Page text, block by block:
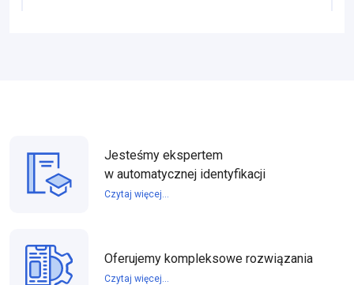
Jesteśmy ekspertem
w automatycznej identyfikacji
Czytaj więcej...
Oferujemy kompleksowe rozwiązania
Czytaj więcej...